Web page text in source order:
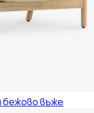
бежово въже